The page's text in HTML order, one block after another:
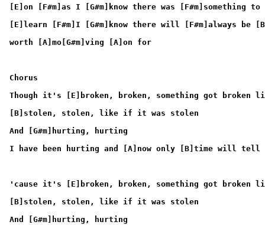
[E]on [F#m]as I [G#m]know there was [F#m]something to
[E]learn [F#m]I [G#m]know there will [F#m]always be
worth [A]mo[G#m]ving [A]on for
Chorus
Though it's [E]broken, broken, something got broken
[B]stolen, stolen, like if it was stolen
And [G#m]hurting, hurting
I have been hurting and [A]now only [B]time will tell
'cause it's [E]broken, broken, something got broken
[B]stolen, stolen, like if it was stolen
And [G#m]hurting, hurting